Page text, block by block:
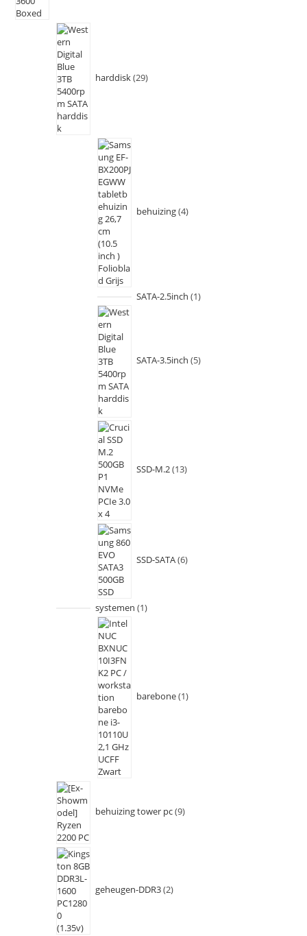
harddisk 29
behuizing 4
SATA-2.5inch 1
SATA-3.5inch 5
SSD-M.2 13
SSD-SATA 6
systemen 1
barebone 1
behuizing tower pc 9
geheugen-DDR3 2